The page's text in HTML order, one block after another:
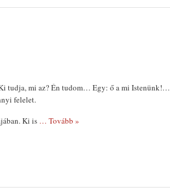
tudja, mi az? Én tudom… Egy: ő a mi Istenünk!…
felelet.
Ki is … Tovább »